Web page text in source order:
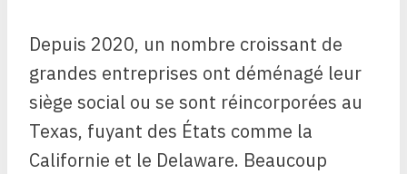
Depuis 2020, un nombre croissant de
grandes entreprises ont déménagé leur
siège social ou se sont réincorporées au
Texas, fuyant des États comme la
Californie et le Delaware. Beaucoup